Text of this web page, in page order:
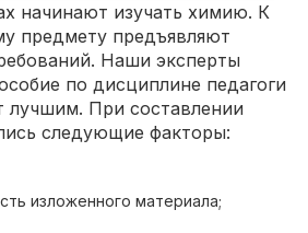
начинают изучать химию. К
предмету предъявляют
Наши эксперты
по дисциплине педагоги
лучшим. При составлении
следующие факторы:
изложенного материала;